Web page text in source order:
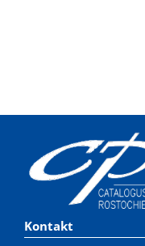
Kontakt